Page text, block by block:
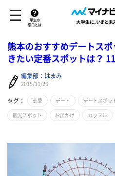
学生の
窓口とは
熊本のおすすめデートス
きたい定番スポットは？
編集部：はまみ
2015/11/26
タグ： 恋愛 デート デートスポッ
観光スポット お出かけ カップル